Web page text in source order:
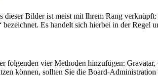
Bilder ist meist mit Ihrem Rang
Es handelt sich hierbei in der
folgenden vier Methoden hinzufügen:
können, sollten Sie die Board-Administration